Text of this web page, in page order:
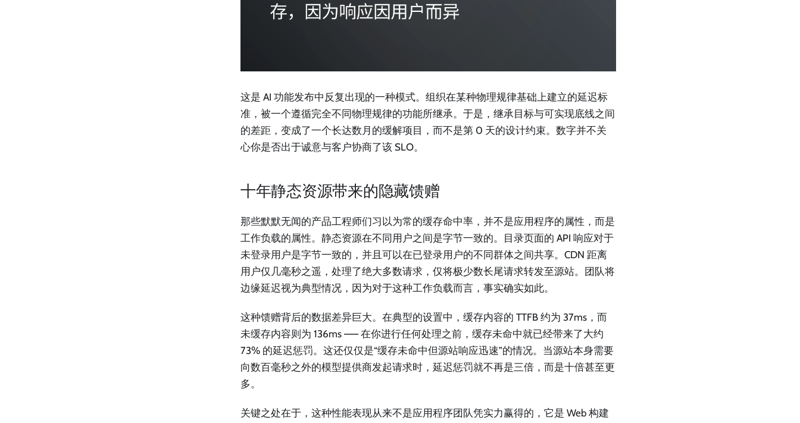
这是 AI 功能发布中反复出现的一种模式。组织在某种物理规律基础上建立的延迟标
准，被一个遵循完全不同物理规律的功能所继承。于是，继承目标与可实现底线之间
的差距，变成了一个长达数月的缓解项目，而不是第 0 天的设计约束。数字并不关
心你是否出于诚意与客户协商了该 SLO。
十年静态资源带来的隐藏馈赠
那些默默无闻的产品工程师们习以为常的缓存命中率，并不是应用程序的属性，而是
工作负载的属性。静态资源在不同用户之间是字节一致的。目录页面的 API 响应对于
未登录用户是字节一致的，并且可以在已登录用户的不同群体之间共享。CDN 距离
用户仅几毫秒之遥，处理了绝大多数请求，仅将极少数长尾请求转发至源站。团队将
边缘延迟视为典型情况，因为对于这种工作负载而言，事实确实如此。
这种馈赠背后的数据差异巨大。在典型的设置中，缓存内容的 TTFB 约为 37ms，而
未缓存内容则为 136ms —— 在你进行任何处理之前，缓存未命中就已经带来了大约
73% 的延迟惩罚。这还仅仅是“缓存未命中但源站响应迅速”的情况。当源站本身需要
向数百毫秒之外的模型提供商发起请求时，延迟惩罚就不再是三倍，而是十倍甚至更
多。
关键之处在于，这种性能表现从来不是应用程序团队凭实力赢得的，它是 Web 构建